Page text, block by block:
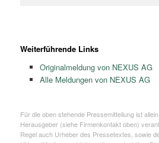
Weiterführende Links
Originalmeldung von NEXUS AG
Alle Meldungen von NEXUS AG
Für die oben stehende Pressemitteilung ist
Herausgeber (siehe Firmenkontakt oben)
Regel auch Urheber des Pressetextes, sowie